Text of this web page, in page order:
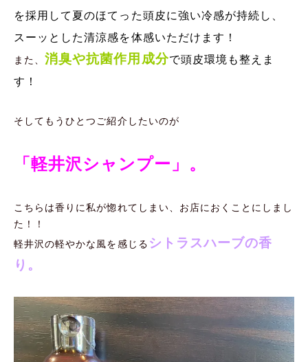
を採用して夏のほてった頭皮に強い冷感が持続し、
スーッとした清涼感を体感いただけます！
また、消臭や抗菌作用成分で頭皮環境も整えま
す！
そしてもうひとつご紹介したいのが
「軽井沢シャンプー」。
こちらは香りに私が惚れてしまい、お店におくことにしまし
た！！
軽井沢の軽やかな風を感じる シトラスハーブの香
り。